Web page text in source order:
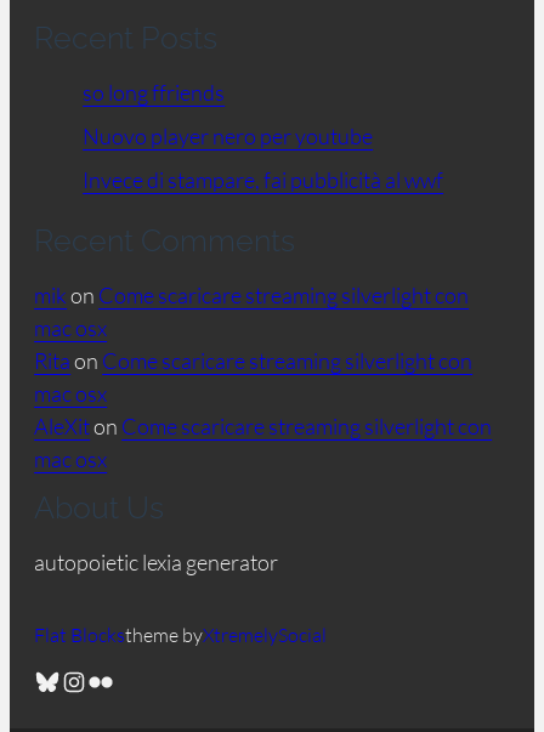
Recent Posts
so long ffriends
Nuovo player nero per youtube
Invece di stampare, fai pubblicità al wwf
Recent Comments
mikon Come scaricare streaming silverlight con
mac osx
Ritaon Come scaricare streaming silverlight con
mac osx
AleXiton Come scaricare streaming silverlight con
mac osx
About Us
autopoietic lexia generator
Flat Blockstheme byXtremelySocial
Bluesky Instagram Flickr